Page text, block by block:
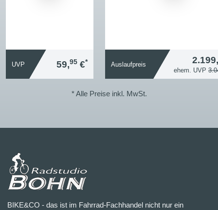
UVP 59,95 €* Auslaufpreis 2.199,
ehem. UVP
* Alle Preise inkl. MwSt.
BIKE&CO - das ist im Fahrrad-Fachhandel nicht nur ein